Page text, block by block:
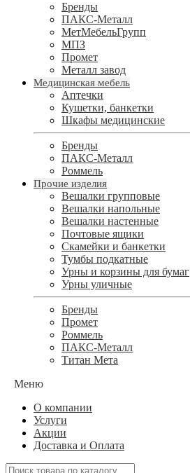
Бренды
ПАКС-Металл
МетМебельГрупп
МПЗ
Промет
Металл завод
Медицинская мебель
Аптечки
Кушетки, банкетки
Шкафы медицинские
Бренды
ПАКС-Металл
Роммель
Прочие изделия
Вешалки групповые
Вешалки напольные
Вешалки настенные
Почтовые ящики
Скамейки и банкетки
Тумбы подкатные
Урны и корзины для бумаг
Урны уличные
Бренды
Промет
Роммель
ПАКС-Металл
Титан Мета
Меню
О компании
Услуги
Акции
Доставка и Оплата